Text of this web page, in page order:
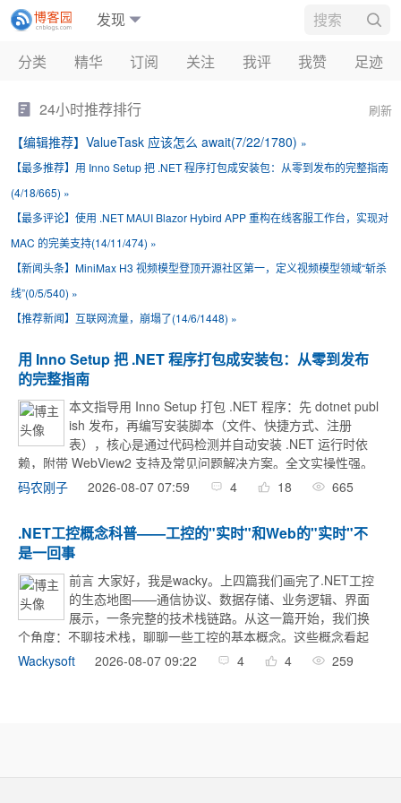
发现
博问
闪存
会员
周边
分类 精华 订阅 关注 我评 我赞 足迹
24小时推荐排行 刷新
【编辑推荐】 ValueTask 应该怎么 await(7/22/1780) »
【最多推荐】 用 Inno Setup 把 .NET 程序打包成安装包：从零到发布的完整指南
(4/18/665) »
【最多评论】 使用 .NET MAUI Blazor Hybird APP 重构在线客服工作台，实现对
MAC 的完美支持(14/11/474) »
【新闻头条】 MiniMax H3 视频模型登顶开源社区第一，定义视频模型领域“斩杀
线”(0/5/540) »
【推荐新闻】 互联网流量，崩塌了(14/6/1448) »
用 Inno Setup 把 .NET 程序打包成安装包：从零到发布
的完整指南
本文指导用 Inno Setup 打包 .NET 程序：先 dotnet publ
ish 发布，再编写安装脚本（文件、快捷方式、注册
表），核心是通过代码检测并自动安装 .NET 运行时依
赖，附带 WebView2 支持及常见问题解决方案。全文实操性强。
...
码农刚子 2026-08-07 07:59 4 18 665
.NET工控概念科普——工控的"实时"和Web的"实时"不
是一回事
前言 大家好，我是wacky。上四篇我们画完了.NET工控
的生态地图——通信协议、数据存储、业务逻辑、界面
展示，一条完整的技术栈链路。从这一篇开始，我们换
个角度：不聊技术栈，聊聊一些工控的基本概念。这些概念看起
来"虚"，但它们直接决定你做架构决策时的判断力。 第一个要聊
的概念是"实时"。如果你做过W ...
Wackysoft 2026-08-07 09:22 4 4 259